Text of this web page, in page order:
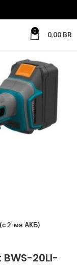
0 0,00 BR
2-мя АКБ)
20LI-